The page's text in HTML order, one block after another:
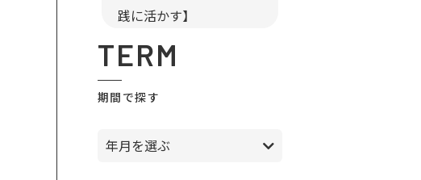
践に活かす】
TERM
期間で探す
年月を選ぶ